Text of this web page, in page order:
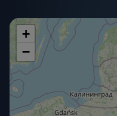
+
−